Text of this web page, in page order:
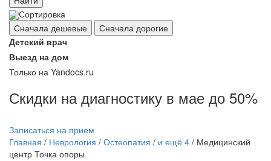
Сортировка
Сначала дешевые
Сначала дорогие
Детский врач
Выезд на дом
Только на Yandocs.ru
Скидки на диагностику в мае до 50%
Записаться на прием
Главная / Неврология / Остеопатия / и ещё 4 / Медицинский
центр Точка опоры